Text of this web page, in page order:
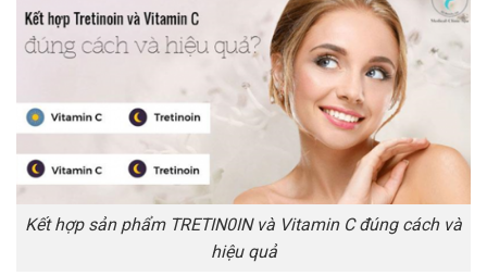
Kết hợp sản phẩm TRETIN0IN và Vitamin C đúng cách và
hiệu quả